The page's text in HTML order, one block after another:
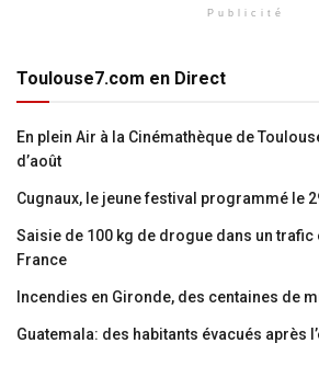
Publicité
Toulouse7.com en Direct
En plein Air à la Cinémathèque de
d’août
Cugnaux, le jeune festival programmé le
Saisie de 100 kg de drogue dans un trafic
France
Incendies en Gironde, des centaines de
Guatemala: des habitants évacués après